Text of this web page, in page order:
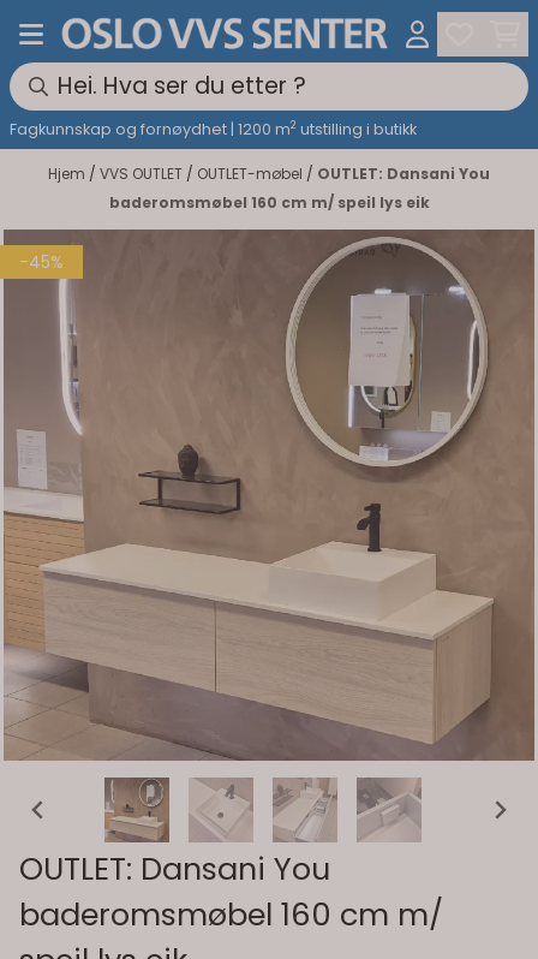
Hopp til innhold
Fagkunnskap og fornøydhet | 1200 m2 utstilling i butikk
Hjem / VVS OUTLET / OUTLET-møbel / OUTLET: Dansani You
baderomsmøbel 160 cm m/ speil lys eik
-45%
OUTLET: Dansani You
baderomsmøbel 160 cm m/